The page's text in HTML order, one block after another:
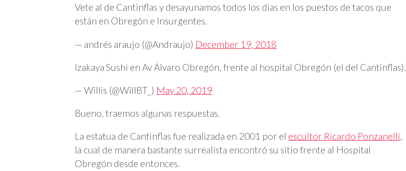
Vete al de Cantinflas y desayunamos todos los días en los puestos de tacos que
están en Obregón e Insurgentes.
— andrés araujo (@Andraujo) December 19, 2018
Izakaya Sushi en Av Álvaro Obregón, frente al hospital Obregón (el del Cantinflas).
— Willis (@WillBT_) May 20, 2019
Bueno, traemos algunas respuestas.
La estatua de Cantinflas fue realizada en 2001 por el escultor Ricardo Ponzanelli,
la cual de manera bastante surrealista encontró su sitio frente al Hospital
Obregón desde entonces.